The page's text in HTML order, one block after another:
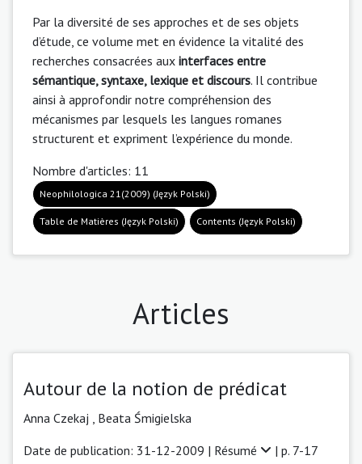
Par la diversité de ses approches et de ses objets
d’étude, ce volume met en évidence la vitalité des
recherches consacrées aux interfaces entre
sémantique, syntaxe, lexique et discours. Il contribue
ainsi à approfondir notre compréhension des
mécanismes par lesquels les langues romanes
structurent et expriment l’expérience du monde.
Nombre d'articles: 11
Neophilologica 21(2009) (Język Polski)
Table de Matières (Język Polski) Contents (Język Polski)
Articles
Autour de la notion de prédicat
Anna Czekaj , Beata Śmigielska
Date de publication: 31-12-2009 | Résumé | p. 7-17